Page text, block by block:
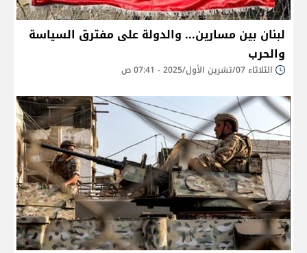
لبنان بين مسارين... والدولة على مفترق السياسة
والحرب
الثلاثاء 07/تشرين الأول/2025 - 07:41 ص